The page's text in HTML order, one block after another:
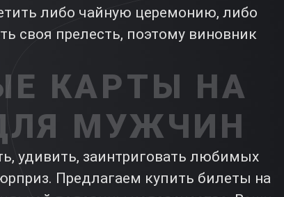
либо чайную церемонию, либо
своя прелесть, поэтому виновник
КАРТЫ НА
МУЖЧИН
удивить, заинтриговать любимых
Предлагаем купить билеты на